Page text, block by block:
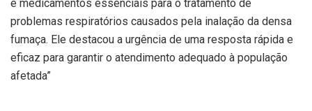
e medicamentos essenciais para o tratamento de
problemas respiratórios causados pela inalação da densa
fumaça. Ele destacou a urgência de uma resposta rápida e
eficaz para garantir o atendimento adequado à população
afetada”